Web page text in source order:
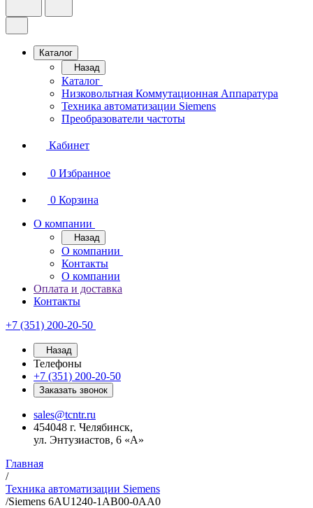
Каталог
Назад
Каталог
Низковольтная Коммутационная Аппаратура
Техника автоматизации Siemens
Преобразователи частоты
Кабинет
0 Избранное
0 Корзина
О компании
Назад
О компании
Контакты
О компании
Оплата и доставка
Контакты
+7 (351) 200-20-50
Назад
Телефоны
+7 (351) 200-20-50
Заказать звонок
sales@tcntr.ru
454048 г. Челябинск,
ул. Энтузиастов, 6 «А»
Главная
/
Техника автоматизации Siemens
/Siemens 6AU1240-1AB00-0AA0